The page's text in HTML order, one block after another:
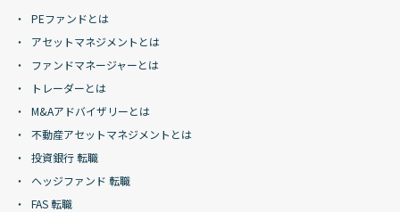
PEファンドとは
アセットマネジメントとは
ファンドマネージャーとは
トレーダーとは
M&Aアドバイザリーとは
不動産アセットマネジメントとは
投資銀行 転職
ヘッジファンド 転職
FAS 転職